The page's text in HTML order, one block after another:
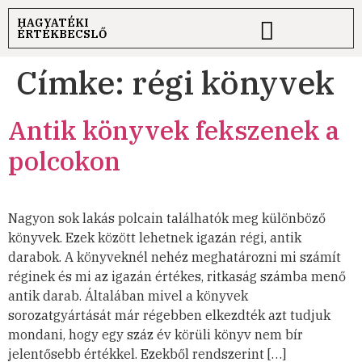
HAGYATÉKI
ÉRTÉKBECSLŐ
Címke: régi könyvek
Antik könyvek fekszenek a
polcokon
Nagyon sok lakás polcain találhatók meg különböző
könyvek. Ezek között lehetnek igazán régi, antik
darabok. A könyveknél nehéz meghatározni mi számít
réginek és mi az igazán értékes, ritkaság számba menő
antik darab. Általában mivel a könyvek
sorozatgyártását már régebben elkezdték azt tudjuk
mondani, hogy egy száz év körüli könyv nem bír
jelentősebb értékkel. Ezekből rendszerint […]